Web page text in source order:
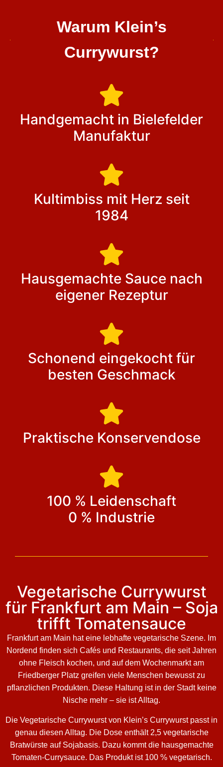
Warum Klein’s
Currywurst?
Handgemacht in Bielefelder
Manufaktur
Kultimbiss mit Herz seit
1984
Hausgemachte Sauce nach
eigener Rezeptur
Schonend eingekocht für
besten Geschmack
Praktische Konservendose
100 % Leidenschaft
0 % Industrie
Vegetarische Currywurst
für Frankfurt am Main – Soja
trifft Tomatensauce
Frankfurt am Main hat eine lebhafte vegetarische Szene. Im
Nordend finden sich Cafés und Restaurants, die seit Jahren
ohne Fleisch kochen, und auf dem Wochenmarkt am
Friedberger Platz greifen viele Menschen bewusst zu
pflanzlichen Produkten. Diese Haltung ist in der Stadt keine
Nische mehr – sie ist Alltag.
Die Vegetarische Currywurst von Klein’s Currywurst passt in
genau diesen Alltag. Die Dose enthält 2,5 vegetarische
Bratwürste auf Sojabasis. Dazu kommt die hausgemachte
Tomaten-Currysauce. Das Produkt ist 100 % vegetarisch.